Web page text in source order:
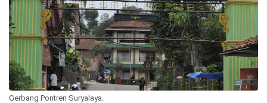
Gerbang Pontren Suryalaya.